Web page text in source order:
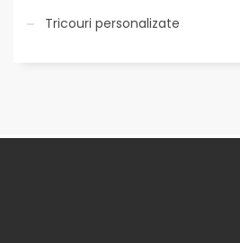
Tricouri personalizate